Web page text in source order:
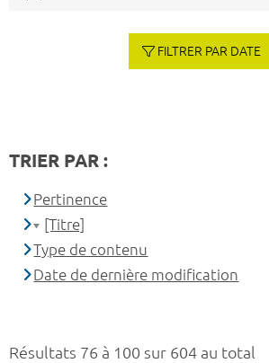
Résultats 76 à 100 sur 604 au total
FILTRER PAR DATE
TRIER PAR :
Pertinence
[Titre]
Type de contenu
Date de dernière modification